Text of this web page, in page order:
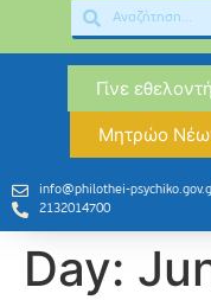
Γίνε
Μητρώο
info@philothei-
2132014700
Day: